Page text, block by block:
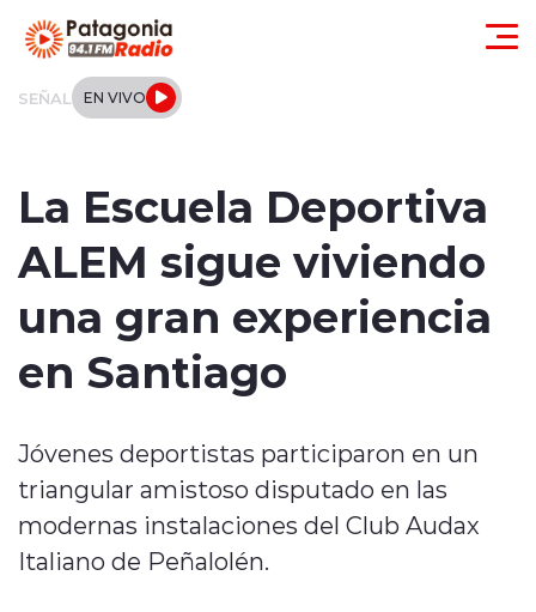
SEÑAL EN VIVO
Tendencias
Deportes
Entrevistas
Quienes Somos
La Escuela Deportiva
ALEM sigue viviendo
una gran experiencia
en Santiago
Jóvenes deportistas participaron en un
triangular amistoso disputado en las
modernas instalaciones del Club Audax
Italiano de Peñalolén.